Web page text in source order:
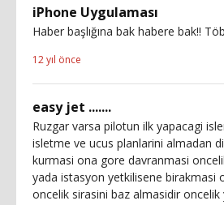
iPhone Uygulaması
Haber başlığına bak habere bak!!
12 yıl önce
easy jet .......
Ruzgar varsa pilotun ilk yapacagi
isletme ve ucus planlarini almadan
kurmasi ona gore davranmasi
yada istasyon yetkilisene birakmasi
oncelik sirasini baz almasidir